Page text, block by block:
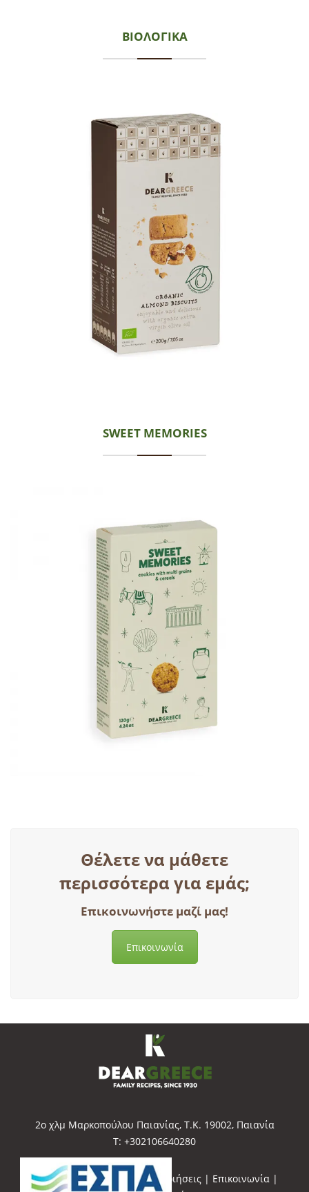
ΒΙΟΛΟΓΙΚΆ
SWEET MEMORIES
Θέλετε να μάθετε
περισσότερα για εμάς;
Επικοινωνήστε μαζί μας!
Επικοινωνία
2o χλμ Μαρκοπούλου Παιανίας, Τ.Κ. 19002, Παιανία
Τ: +302106640280
Πολιτική Ποιότητας Πιστοποιήσεις| Επικοινωνία|